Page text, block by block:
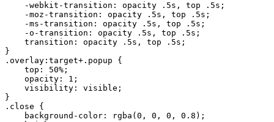
    -webkit-transition: opacity .5s, top .5s;
    -moz-transition: opacity .5s, top .5s;
    -ms-transition: opacity .5s, top .5s;
    -o-transition: opacity .5s, top .5s;
    transition: opacity .5s, top .5s;
}
.overlay:target+.popup {
    top: 50%;
    opacity: 1;
    visibility: visible;
}
.close {
    background-color: rgba(0, 0, 0, 0.8);